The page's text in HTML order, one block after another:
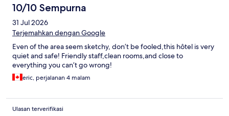
10/10 Sempurna
31 Jul 2026
Terjemahkan dengan Google
Even of the area seem sketchy, don’t be fooled,this hôtel is very
quiet and safe! Friendly staff,clean rooms,and close to
everything you can’t go wrong!
eric, perjalanan 4 malam
Ulasan terverifikasi